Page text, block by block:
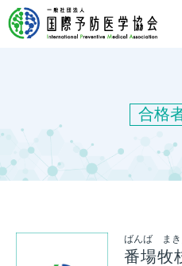
合格
ばんば まき
番場牧